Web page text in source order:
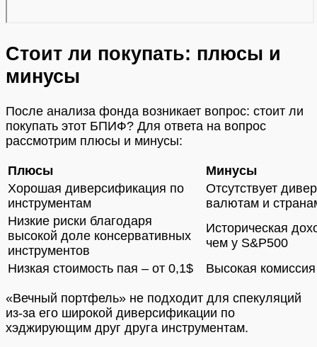
Стоит ли покупать: плюсы и
минусы
После анализа фонда возникает вопрос: стоит ли
покупать этот БПИФ? Для ответа на вопрос
рассмотрим плюсы и минусы:
Плюсы
Минусы
Хорошая диверсификация по
инструментам
Отсутствует
валютам и
Низкие риски благодаря
высокой доле консервативных
инструментов
Историческая
чем у S&P500
Низкая стоимость пая – от 0,1$
Высокая
«Вечный портфель» не подходит для спекуляций
из-за его широкой диверсификации по
хэджирующим друг друга инструментам.